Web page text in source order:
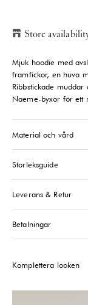
Store
Helsinki Store -
Kasarmikatu 46-
+358409051602
+33143546007
Saint-Tropez
+33610155333
Mjuk hoodie med
framfickor, en huva
Ribbstickade
Naeme-byxor för ett
Material och vård
Storleksguide
Leverans & Retur
Betalningar
Komplettera looken